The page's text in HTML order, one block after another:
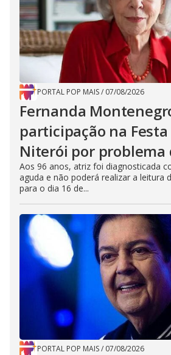
PORTAL POP MAIS/ 07/08/2026
Fernanda
participação na
Niterói por problema
Aos 96 anos, atriz foi diagnosticada
aguda e não poderá realizar a leitura
para o dia 16 de...
PORTAL POP MAIS/ 07/08/2026